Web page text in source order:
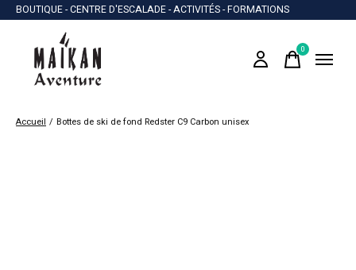
BOUTIQUE - CENTRE D'ESCALADE - ACTIVITÉS - FORMATIONS
0items
Accueil / Bottes de ski de fond Redster C9 Carbon unisex